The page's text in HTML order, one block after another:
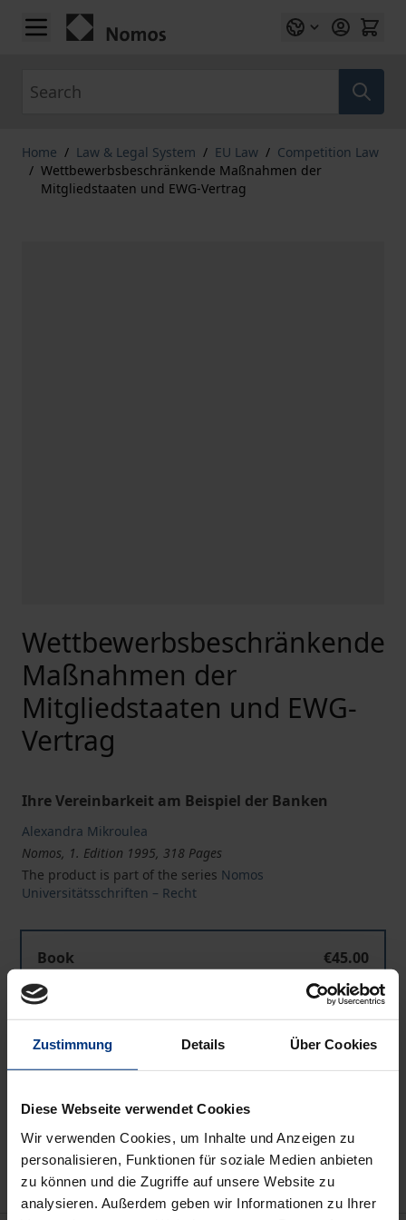
Zustimmung Details Über Cookies
Diese Webseite verwendet Cookies
Wir verwenden Cookies, um Inhalte und Anzeigen zu
personalisieren, Funktionen für soziale Medien anbieten
zu können und die Zugriffe auf unsere Website zu
analysieren. Außerdem geben wir Informationen zu Ihrer
Skip to Content
Home / Law & Legal System / EU Law / Competition Law
/ Wettbewerbsbeschränkende Maßnahmen der
Mitgliedstaaten und EWG-Vertrag
Wettbewerbsbeschränkende
Maßnahmen der
Mitgliedstaaten und EWG-
Vertrag
Ihre Vereinbarkeit am Beispiel der Banken
Alexandra Mikroulea
Nomos, 1. Edition 1995, 318 Pages
The product is part of the series Nomos
Universitätsschriften – Recht
Book
€45.00
ISBN 978-3-7890-3850-1
Not available
Delivery cost notice